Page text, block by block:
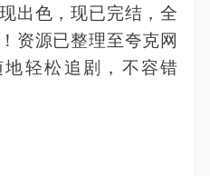
出色，现已完结，全
资源已整理至夸克网
轻松追剧，不容错